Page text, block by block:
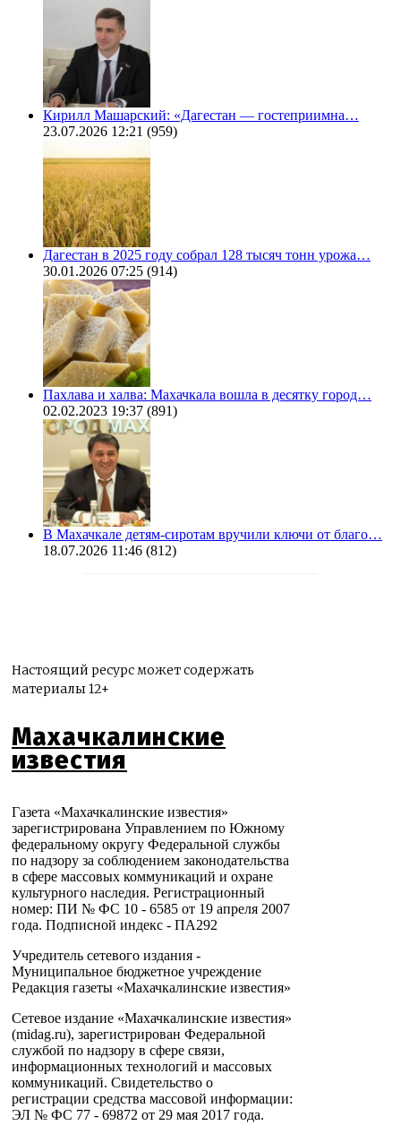
Кирилл Машарский: «Дагестан — гостеприимна…
23.07.2026 12:21 (959)
Дагестан в 2025 году собрал 128 тысяч тонн урожа…
30.01.2026 07:25 (914)
Пахлава и халва: Махачкала вошла в десятку город…
02.02.2023 19:37 (891)
В Махачкале детям-сиротам вручили ключи от благо…
18.07.2026 11:46 (812)
Настоящий ресурс может содержать
материалы 12+
Махачкалинские
известия
Газета «Махачкалинские известия»
зарегистрирована Управлением по Южному
федеральному округу Федеральной службы
по надзору за соблюдением законодательства
в сфере массовых коммуникаций и охране
культурного наследия. Регистрационный
номер: ПИ № ФС 10 - 6585 от 19 апреля 2007
года. Подписной индекс - ПА292
Учредитель сетевого издания -
Муниципальное бюджетное учреждение
Редакция газеты «Махачкалинские известия»
Сетевое издание «Махачкалинские известия»
(midag.ru), зарегистрирован Федеральной
службой по надзору в сфере связи,
информационных технологий и массовых
коммуникаций. Свидетельство о
регистрации средства массовой информации:
ЭЛ № ФС 77 - 69872 от 29 мая 2017 года.